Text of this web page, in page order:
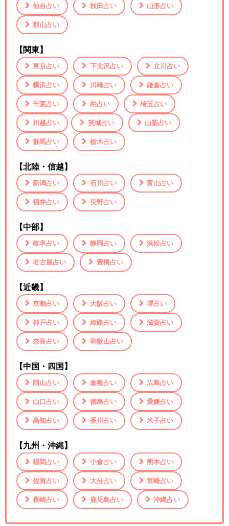
仙台占い 秋田占い 山形占い
郡山占い
【関東】
東京占い 下北沢占い 立川占い
横浜占い 川崎占い 鎌倉占い
千葉占い 柏占い 埼玉占い
川越占い 茨城占い 山梨占い
群馬占い 栃木占い
【北陸・信越】
新潟占い 石川占い 富山占い
福井占い 長野占い
【中部】
岐阜占い 静岡占い 浜松占い
名古屋占い 豊橋占い
【近畿】
京都占い 大阪占い 堺占い
神戸占い 姫路占い 滋賀占い
奈良占い 和歌山占い
【中国・四国】
岡山占い 倉敷占い 広島占い
山口占い 徳島占い 愛媛占い
高知占い 香川占い 米子占い
【九州・沖縄】
福岡占い 小倉占い 熊本占い
佐賀占い 大分占い 宮崎占い
長崎占い 鹿児島占い 沖縄占い